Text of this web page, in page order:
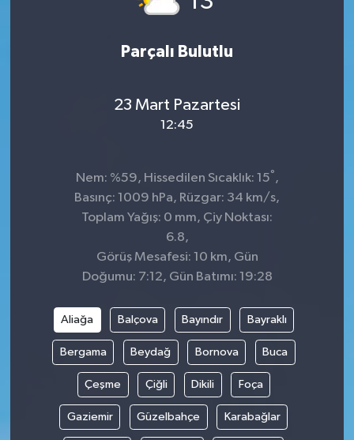
Parçalı Bulutlu
23 Mart Pazartesi
12:45
Nem: %59, Hissedilen Sıcaklık: 15° ,
Basınç: 1009 hPa, Rüzgar: 34 km/s,
Toplam Yağış: 0 mm, Çiy Noktası:
6.8,
Görüş Mesafesi: 10 km, Gün
Doğumu: 7:12, Gün Batımı: 19:28
Aliağa Balçova Bayındır Bayraklı
Bergama Beydağ Bornova Buca
Çeşme Çiğli Dikili Foça
Gaziemir Güzelbahçe Karabağlar